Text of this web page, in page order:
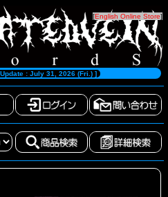
[English Online Store]
: July 31, 2026 (Fri.) ]